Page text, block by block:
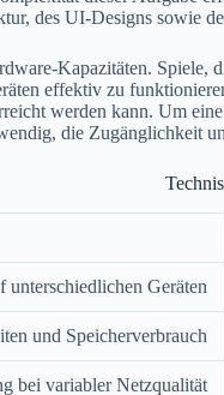
des UI-Designs sowie
Kapazitäten. Spiele,
effektiv zu
werden kann. Um
die Zugänglichkeit
Geräten
und Speicherverbrauch
bei variabler Netzqualität